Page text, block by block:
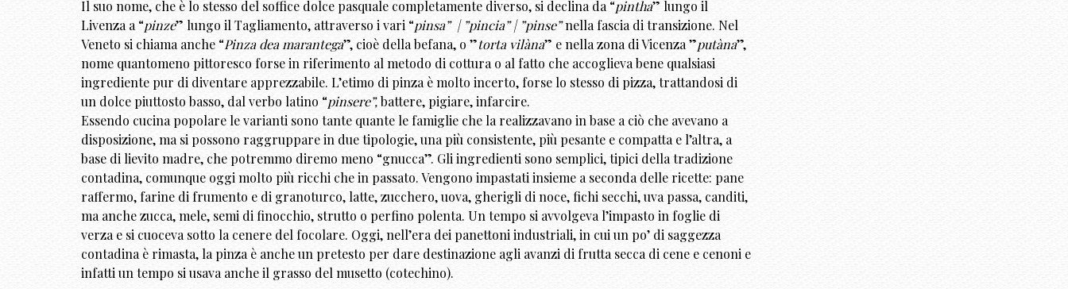
Il suo nome, che è lo stesso del soffice dolce pasquale completamente diverso, si declina da “pintha” lungo il
Livenza a “pinze” lungo il Tagliamento, attraverso i vari “pinsa” | ”pincia” | ”pinse”nella fascia di transizione. Nel
Veneto si chiama anche “Pinza dea marantega”, cioè della befana, o ”torta vilàna” e nella zona di Vicenza ”putàna”,
nome quantomeno pittoresco forse in riferimento al metodo di cottura o al fatto che accoglieva bene qualsiasi
ingrediente pur di diventare apprezzabile. L’etimo di pinza è molto incerto, forse lo stesso di pizza, trattandosi di
un dolce piuttosto basso, dal verbo latino “pinsere”,battere, pigiare, infarcire.
Essendo cucina popolare le varianti sono tante quante le famiglie che la realizzavano in base a ciò che avevano a
disposizione, ma si possono raggruppare in due tipologie, una più consistente, più pesante e compatta e l’altra, a
base di lievito madre, che potremmo diremo meno “gnucca”. Gli ingredienti sono semplici, tipici della tradizione
contadina, comunque oggi molto più ricchi che in passato. Vengono impastati insieme a seconda delle ricette: pane
raffermo, farine di frumento e di granoturco, latte, zucchero, uova, gherigli di noce, fichi secchi, uva passa, canditi,
ma anche zucca, mele, semi di finocchio, strutto o perfino polenta. Un tempo si avvolgeva l’impasto in foglie di
verza e si cuoceva sotto la cenere del focolare. Oggi, nell’era dei panettoni industriali, in cui un po’ di saggezza
contadina è rimasta, la pinza è anche un pretesto per dare destinazione agli avanzi di frutta secca di cene e cenoni e
infatti un tempo si usava anche il grasso del musetto (cotechino).